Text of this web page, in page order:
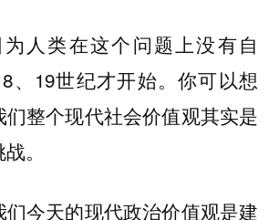
为人类在这个问题上没有自
、19世纪才开始。你可以想
整个现代社会价值观其实是
。
今天的现代政治价值观是建